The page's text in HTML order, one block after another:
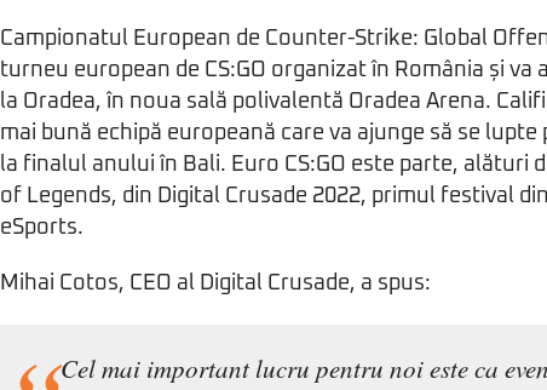
Campionatul European de Counter-Strike: Global
turneu european de CS:GO organizat în România și va
la Oradea, în noua sală polivalentă Oradea Arena.
mai bună echipă europeană care va ajunge să se
la finalul anului în Bali. Euro CS:GO este parte, alături
of Legends, din Digital Crusade 2022, primul festival
eSports.
Mihai Cotos, CEO al Digital Crusade, a spus:
Cel mai important lucru pentru noi este ca